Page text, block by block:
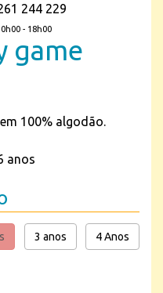
244 229
- 18h00
game
100% algodão.
anos
3 anos 4 Anos